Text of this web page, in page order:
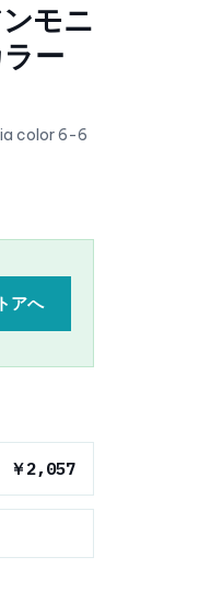
モニ
ー
color 6-6
アへ
￥2,057